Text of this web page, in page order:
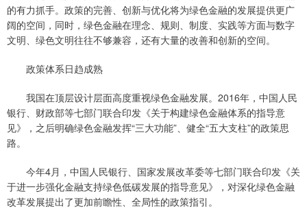
的有力抓手。政策的完善、创新与优化将为绿色金融的发展提供更广
阔的空间，同时，绿色金融在理念、规则、制度、实践等方面与数字
文明、绿色文明往往不够兼容，还有大量的改善和创新的空间。
政策体系日趋成熟
我国在顶层设计层面高度重视绿色金融发展。2016年，中国人民
银行、财政部等七部门联合印发《关于构建绿色金融体系的指导意
见》，之后明确绿色金融发挥“三大功能”、健全“五大支柱”的政策思
路。
今年4月，中国人民银行、国家发展改革委等七部门联合印发《关
于进一步强化金融支持绿色低碳发展的指导意见》，对深化绿色金融
改革发展提出了更加前瞻性、全局性的政策指引。